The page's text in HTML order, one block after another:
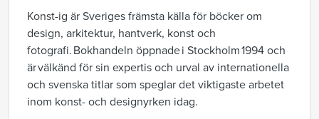
Konst-ig är Sveriges främsta källa för böcker om
design, arkitektur, hantverk, konst och
fotografi. Bokhandeln öppnade i Stockholm 1994 och
är välkänd för sin expertis och urval av internationella
och svenska titlar som speglar det viktigaste arbetet
inom konst- och designyrken idag.